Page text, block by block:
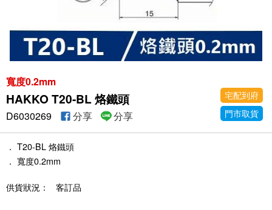
寬度0.2mm
HAKKO T20-BL 烙鐵頭
宅配到府
門市取貨
D6030269 分享 分享
． T20-BL 烙鐵頭
． 寬度0.2mm
供貨狀況： 客訂品